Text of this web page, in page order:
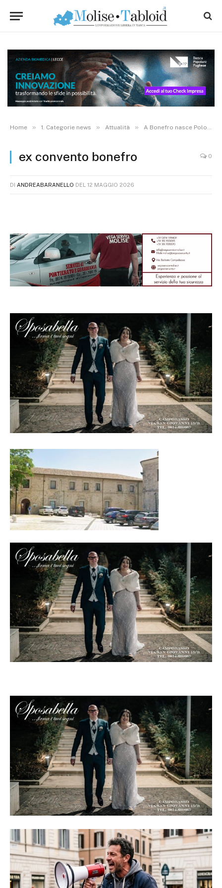
Home » 1. Categorie news » Attualità » A Bonefro nasce Polo d’Eccellenza dedicato al turismo sostenibile
ex convento bonefro 0
DI ANDREABARANELLO DEL 12 MAGGIO 2026